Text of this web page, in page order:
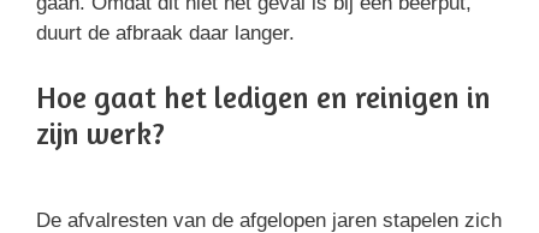
duurt de afbraak daar langer.
Hoe gaat het ledigen en reinigen in
zijn werk?
De afvalresten van de afgelopen jaren stapelen zich